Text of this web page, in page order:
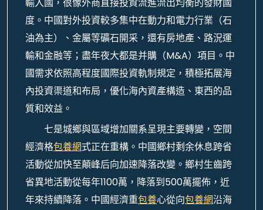
度。中國對外投資較多集中在動力和電力行業（石
油為主）、金屬等礦石開采，還有房地產、路況運
輸和金融等；盡年夜大都是并購（M&A）項目。中
國需求依照高程度國際投資軌制規定，積極拓展海
內投資渠道和布局，優化海內資產構造、東西的品
質和效益。
七是城鄉與區域增加關系呈現主要轉變，空間
經濟格包養網式正在重構。中國鄉村剩余休息跨省
活動從加快至顛峰后向加速降落改變。鄉村生齒跨
省異地活動從每年1100萬，降落到500萬擺佈，近
年來持續降落。中國經濟重包養心從向包養網沿海